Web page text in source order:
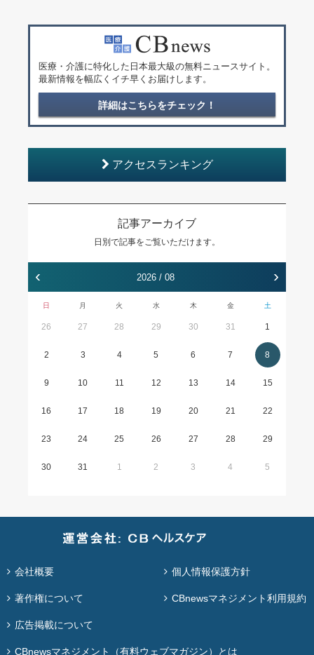
医療・介護に特化した日本最大級の無料ニュースサイト。
最新情報を幅広くイチ早くお届けします。
詳細はこちらをチェック！
アクセスランキング
記事アーカイブ
日別で記事をご覧いただけます。
‹ 2026 / 08 ›
日 月 火 水 木 金 土
26 27 28 29 30 31 1
2 3 4 5 6 7 8
9 10 11 12 13 14 15
16 17 18 19 20 21 22
23 24 25 26 27 28 29
30 31 1 2 3 4 5
会社概要 個人情報保護方針
著作権について CBnewsマネジメント利用規約
広告掲載について
CBnewsマネジメント（有料ウェブマガジン）とは